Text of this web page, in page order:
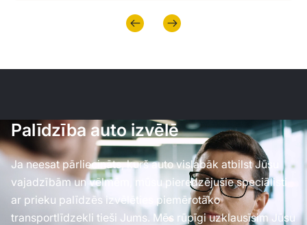
Palīdzība auto izvēlē
Ja neesat pārliecināts, kurš auto vislabāk atbilst Jūsu
vajadzībām un vēlmēm, mūsu pieredzējušie speciālisti
ar prieku palīdzēs izvēlēties piemērotāko
transportlīdzekli tieši Jums. Mēs rūpīgi uzklausīsim Jūsu